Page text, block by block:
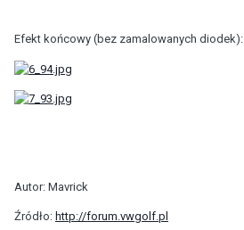
Efekt końcowy (bez zamalowanych diodek):
Autor: Mavrick
Źródło: http://forum.vwgolf.pl